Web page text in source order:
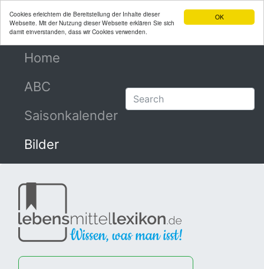
OK
Cookies erleichtern die Bereitstellung der Inhalte dieser
Webseite. Mit der Nutzung dieser Webseite erklären Sie sich
damit einverstanden, dass wir Cookies verwenden.
Home
ABC
Saisonkalender
Bilder